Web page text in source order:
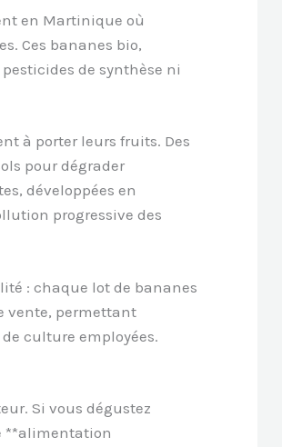
en Martinique où
Ces bananes bio,
de synthèse ni
à porter leurs fruits. Des
pour dégrader
développées en
progressive des
: chaque lot de bananes
vente, permettant
culture employées.
Si vous dégustez
**alimentation